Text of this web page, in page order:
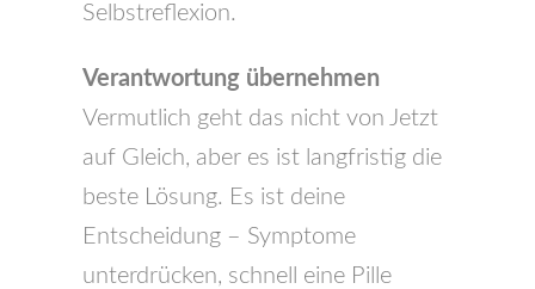
Selbstreflexion.
Verantwortung übernehmen
Vermutlich geht das nicht von Jetzt
auf Gleich, aber es ist langfristig die
beste Lösung. Es ist deine
Entscheidung – Symptome
unterdrücken, schnell eine Pille